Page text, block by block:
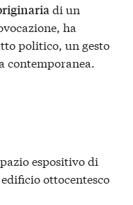
di un
ha
politico, un gesto
contemporanea.
espositivo di
ottocentesco